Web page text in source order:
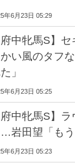
年6月23日 05:29
府中牝馬S】
い風のタフ
」
年6月23日 05:25
府中牝馬S】
…岩田望「もう
年6月23日 05:23